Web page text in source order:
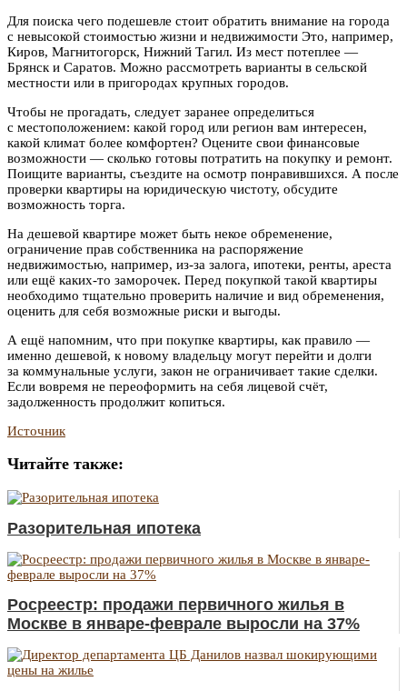
Для поиска чего подешевле стоит обратить внимание на города
с невысокой стоимостью жизни и недвижимости Это, например,
Киров, Магнитогорск, Нижний Тагил. Из мест потеплее —
Брянск и Саратов. Можно рассмотреть варианты в сельской
местности или в пригородах крупных городов.
Чтобы не прогадать, следует заранее определиться
с местоположением: какой город или регион вам интересен,
какой климат более комфортен? Оцените свои финансовые
возможности — сколько готовы потратить на покупку и ремонт.
Поищите варианты, съездите на осмотр понравившихся. А после
проверки квартиры на юридическую чистоту, обсудите
возможность торга.
На дешевой квартире может быть некое обременение,
ограничение прав собственника на распоряжение
недвижимостью, например, из-за залога, ипотеки, ренты, ареста
или ещё каких-то заморочек. Перед покупкой такой квартиры
необходимо тщательно проверить наличие и вид обременения,
оценить для себя возможные риски и выгоды.
А ещё напомним, что при покупке квартиры, как правило —
именно дешевой, к новому владельцу могут перейти и долги
за коммунальные услуги, закон не ограничивает такие сделки.
Если вовремя не переоформить на себя лицевой счёт,
задолженность продолжит копиться.
Источник
Читайте также:
Разорительная ипотека
Росреестр: продажи первичного жилья в
Москве в январе-феврале выросли на 37%